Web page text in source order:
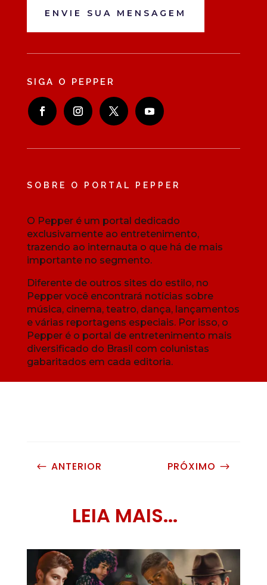
ENVIE SUA MENSAGEM
SIGA O PEPPER
SOBRE O PORTAL PEPPER
O Pepper é um portal dedicado
exclusivamente ao entretenimento,
trazendo ao internauta o que há de mais
importante no segmento.
Diferente de outros sites do estilo, no
Pepper você encontrará notícias sobre
música, cinema, teatro, dança, lançamentos
e várias reportagens especiais. Por isso, o
Pepper é o portal de entretenimento mais
diversificado do Brasil com colunistas
gabaritados em cada editoria.
# ANTERIOR PRÓXIMO $
LEIA MAIS...